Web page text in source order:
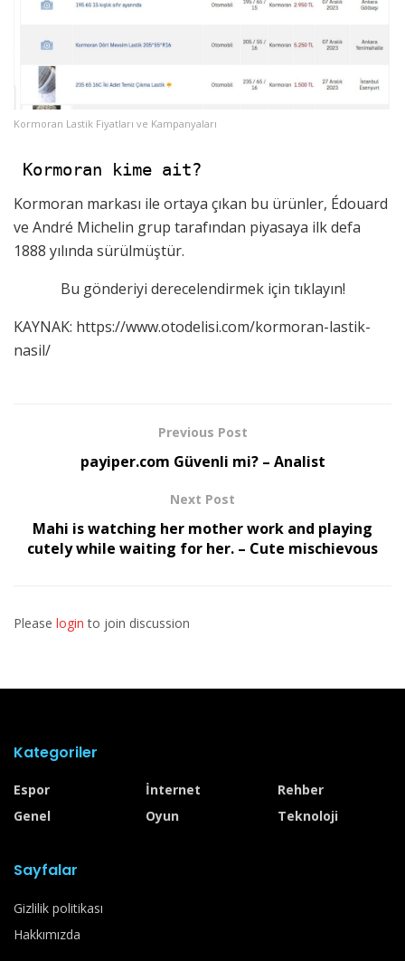
Kormoran Lastik Fiyatları ve Kampanyaları
Kormoran kime ait?
Kormoran markası ile ortaya çıkan bu ürünler, Édouard
ve André Michelin grup tarafından piyasaya ilk defa
1888 yılında sürülmüştür.
Bu gönderiyi derecelendirmek için tıklayın!
KAYNAK: https://www.otodelisi.com/kormoran-lastik-
nasil/
Previous Post
payiper.com Güvenli mi? – Analist
Next Post
Mahi is watching her mother work and playing
cutely while waiting for her. – Cute mischievous
Please login to join discussion
Kategoriler
Espor
Genel
İnternet
Oyun
Rehber
Teknoloji
Sayfalar
Gizlilik politikası
Hakkımızda